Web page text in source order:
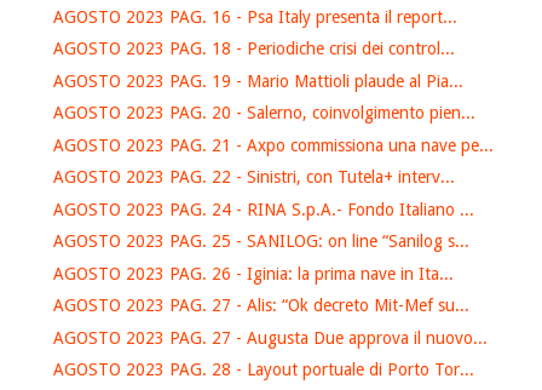
AGOSTO 2023 PAG. 16 - Psa Italy presenta il report...
AGOSTO 2023 PAG. 18 - Periodiche crisi dei control...
AGOSTO 2023 PAG. 19 - Mario Mattioli plaude al Pia...
AGOSTO 2023 PAG. 20 - Salerno, coinvolgimento pien...
AGOSTO 2023 PAG. 21 - Axpo commissiona una nave pe...
AGOSTO 2023 PAG. 22 - Sinistri, con Tutela+ interv...
AGOSTO 2023 PAG. 24 - RINA S.p.A.- Fondo Italiano ...
AGOSTO 2023 PAG. 25 - SANILOG: on line “Sanilog s...
AGOSTO 2023 PAG. 26 - Iginia: la prima nave in Ita...
AGOSTO 2023 PAG. 27 - Alis: “Ok decreto Mit-Mef su...
AGOSTO 2023 PAG. 27 - Augusta Due approva il nuovo...
AGOSTO 2023 PAG. 28 - Layout portuale di Porto Tor...